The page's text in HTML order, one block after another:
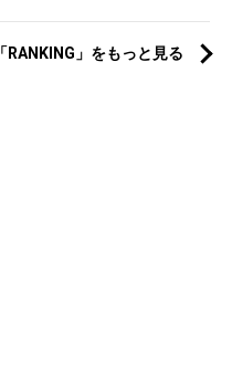
「RANKING」をもっと見る